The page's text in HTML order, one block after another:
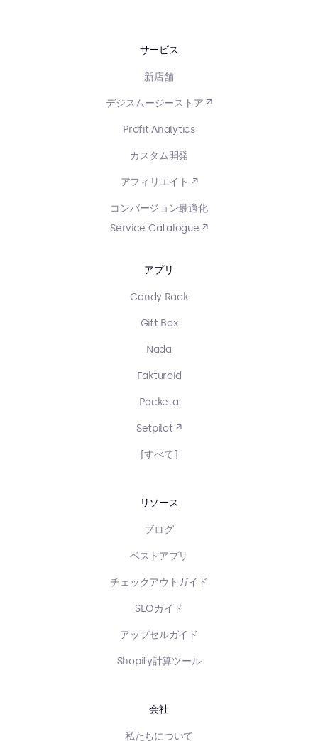
サービス
新店舗
デジスムージーストア ↗
Profit Analytics
カスタム開発
アフィリエイト ↗
コンバージョン最適化
Service Catalogue ↗
アプリ
Candy Rack
Gift Box
Nada
Fakturoid
Packeta
Setpilot ↗
[すべて]
リソース
ブログ
ベストアプリ
チェックアウトガイド
SEOガイド
アップセルガイド
Shopify計算ツール
会社
私たちについて